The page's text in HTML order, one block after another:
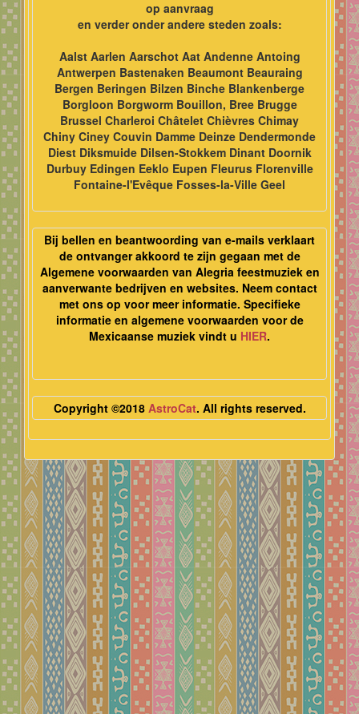
op aanvraag
en verder onder andere steden zoals:
Aalst Aarlen Aarschot Aat Andenne Antoing
Antwerpen Bastenaken Beaumont Beauraing
Bergen Beringen Bilzen Binche Blankenberge
Borgloon Borgworm Bouillon, Bree Brugge
Brussel Charleroi Châtelet Chièvres Chimay
Chiny Ciney Couvin Damme Deinze Dendermonde
Diest Diksmuide Dilsen-Stokkem Dinant Doornik
Durbuy Edingen Eeklo Eupen Fleurus Florenville
Fontaine-l'Evêque Fosses-la-Ville Geel
Bij bellen en beantwoording van e-mails verklaart
de ontvanger akkoord te zijn gegaan met de
Algemene voorwaarden van Alegria feestmuziek en
aanverwante bedrijven en websites. Neem contact
met ons op voor meer informatie. Specifieke
informatie en algemene voorwaarden voor de
Mexicaanse muziek vindt u HIER.
Copyright ©2018 AstroCat. All rights reserved.